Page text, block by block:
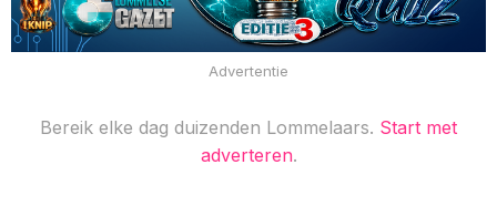
Advertentie
Bereik elke dag duizenden Lommelaars. Start met
adverteren.